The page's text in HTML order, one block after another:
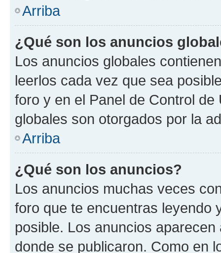
Arriba
¿Qué son los anuncios
Los anuncios globales
leerlos cada vez que sea
foro y en el Panel de Control
globales son otorgados por la
Arriba
¿Qué son los anuncios?
Los anuncios muchas veces
foro que te encuentras leyendo
posible. Los anuncios
donde se publicaron. Como en